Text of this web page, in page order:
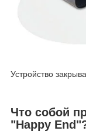
Устройство
Что собой
"Happy